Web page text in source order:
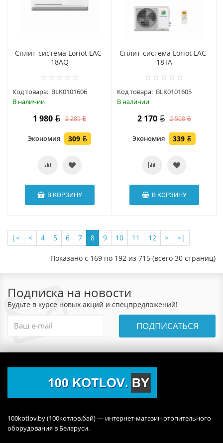
Сплит-система Loriot LAC-
18AQ
Код товара: BLK0101606
В наличии
1 980 2 289
Экономия 309
В КОРЗИНУ
Сплит-система Loriot LAC-
18TA
Код товара: BLK0101605
В наличии
2 170 2 508
Экономия 339
В КОРЗИНУ
|< < 4 5 6 7 8 9 10 11 12 > >|
Показано с 169 по 192 из 715 (всего 30 страниц)
Подписка на новости
Будьте в курсе новых акций и спецпредложений!
ПОДПИСАТЬСЯ
100kotlov.by (100котлов.бай) — интернет-магазин отопительного
оборудования в Беларуси.